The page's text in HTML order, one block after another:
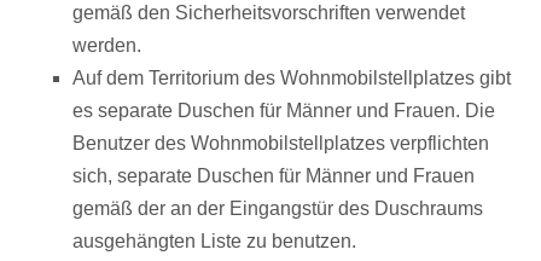
gemäß den Sicherheitsvorschriften verwendet
werden.
Auf dem Territorium des Wohnmobilstellplatzes gibt
es separate Duschen für Männer und Frauen. Die
Benutzer des Wohnmobilstellplatzes verpflichten
sich, separate Duschen für Männer und Frauen
gemäß der an der Eingangstür des Duschraums
ausgehängten Liste zu benutzen.